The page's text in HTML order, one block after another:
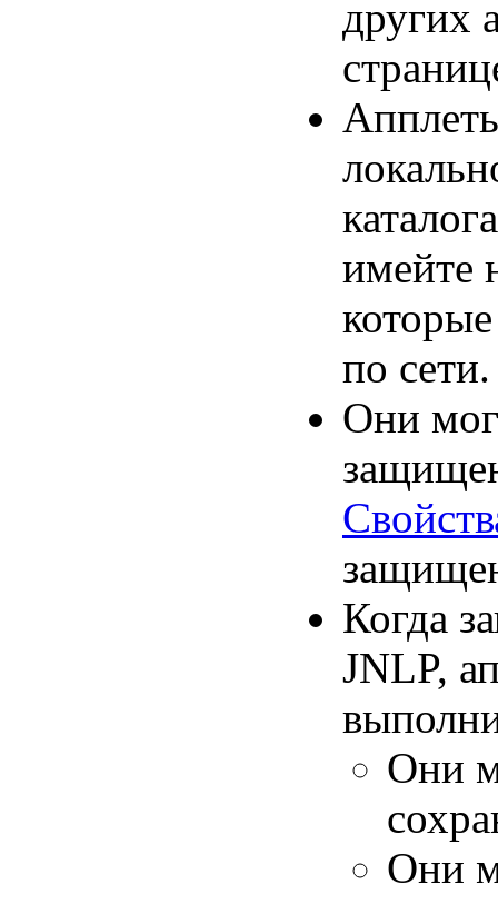
других
имейте
по сети.
Они
Когда
JNLP,
Они
Они